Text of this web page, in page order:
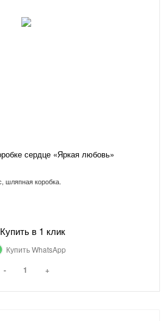
сердце «Яркая любовь»
шляпная коробка.
Купить в 1 клик
Купить WhatsApp
- +